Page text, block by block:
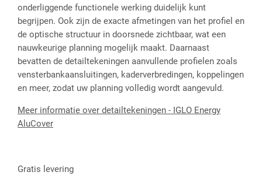
onderliggende functionele werking duidelijk kunt
begrijpen. Ook zijn de exacte afmetingen van het profiel en
de optische structuur in doorsnede zichtbaar, wat een
nauwkeurige planning mogelijk maakt. Daarnaast
bevatten de detailtekeningen aanvullende profielen zoals
vensterbankaansluitingen, kaderverbredingen, koppelingen
en meer, zodat uw planning volledig wordt aangevuld.
Meer informatie over detailtekeningen - IGLO Energy
AluCover
Gratis levering